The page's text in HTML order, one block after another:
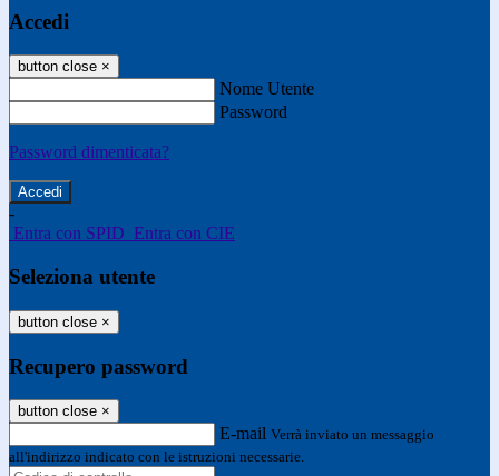
Accedi
button close ×
Nome Utente
Password
Password dimenticata?
-
Entra con SPID Entra con CIE
Seleziona utente
button close ×
Recupero password
button close ×
E-mail Verrà inviato un messaggio
all'indirizzo indicato con le istruzioni necessarie.